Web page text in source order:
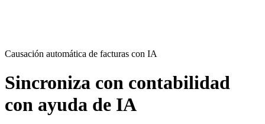
Causación automática de facturas con IA
Sincroniza con contabilidad
con ayuda de IA